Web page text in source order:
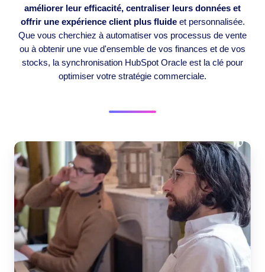
améliorer leur efficacité, centraliser leurs données et
offrir une expérience client plus fluide et personnalisée.
Que vous cherchiez à automatiser vos processus de vente
ou à obtenir une vue d'ensemble de vos finances et de vos
stocks, la synchronisation HubSpot Oracle est la clé pour
optimiser votre stratégie commerciale.